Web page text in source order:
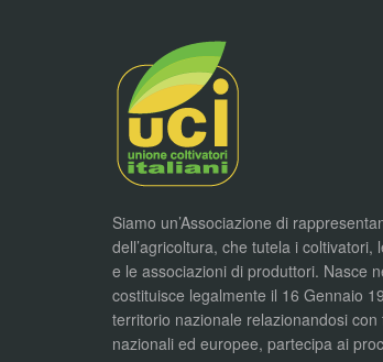
Siamo un’Associazione di
dell’agricoltura, che tutela i coltivatori,
e le associazioni di produttori. Nasce
costituisce legalmente il 16 Gennaio
territorio nazionale relazionandosi
nazionali ed europee, partecipa ai